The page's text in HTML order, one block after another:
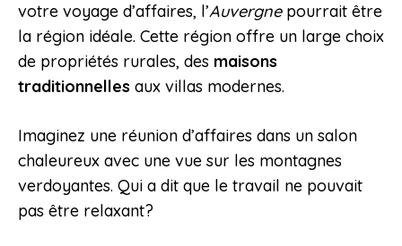
votre voyage d’affaires, l’Auvergnepourrait être
la région idéale. Cette région offre un large choix
de propriétés rurales, des maisons
traditionnelles aux villas modernes.
Imaginez une réunion d’affaires dans un salon
chaleureux avec une vue sur les montagnes
verdoyantes. Qui a dit que le travail ne pouvait
pas être relaxant?